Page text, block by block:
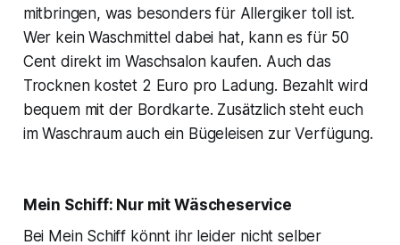
mitbringen, was besonders für Allergiker toll ist.
Wer kein Waschmittel dabei hat, kann es für 50
Cent direkt im Waschsalon kaufen. Auch das
Trocknen kostet 2 Euro pro Ladung. Bezahlt wird
bequem mit der Bordkarte. Zusätzlich steht euch
im Waschraum auch ein Bügeleisen zur Verfügung.
Mein Schiff: Nur mit Wäscheservice
Bei Mein Schiff könnt ihr leider nicht selber